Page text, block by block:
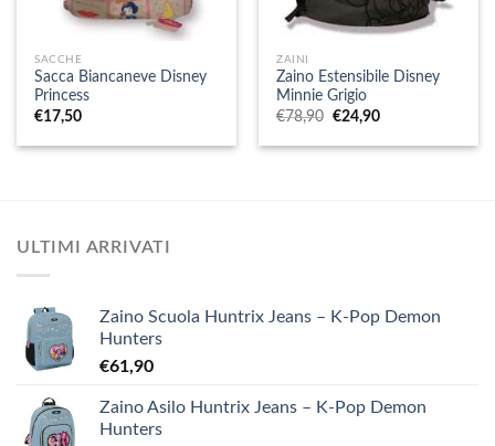
SACCHE
Sacca Biancaneve Disney
Princess
€17,50
ZAINI
Zaino Estensibile Disney
Minnie Grigio
€78,90 Il
originale
€24,90Il
attuale
ULTIMI ARRIVATI
Zaino Scuola Huntrix Jeans – K-Pop Demon
Hunters
€61,90
Zaino Asilo Huntrix Jeans – K-Pop Demon
Hunters